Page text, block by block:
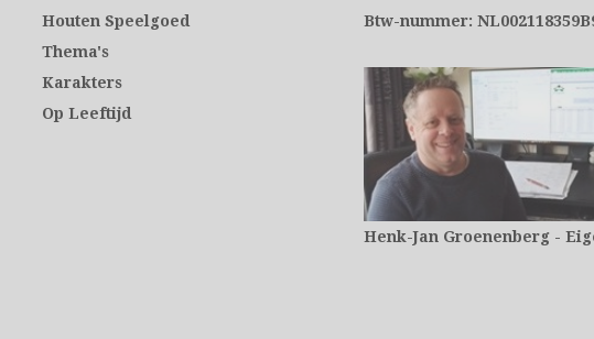
Houten Speelgoed
Thema's
Karakters
Op Leeftijd
Btw-nummer:
Henk-Jan Groenenberg -